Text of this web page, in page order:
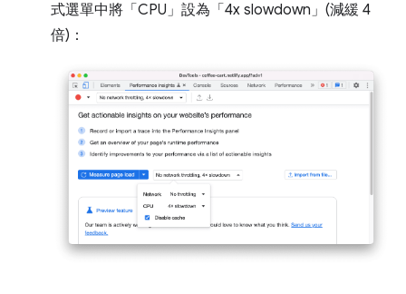
式選單中將「CPU」 設為「4x slowdown」(減緩 4
倍) ：